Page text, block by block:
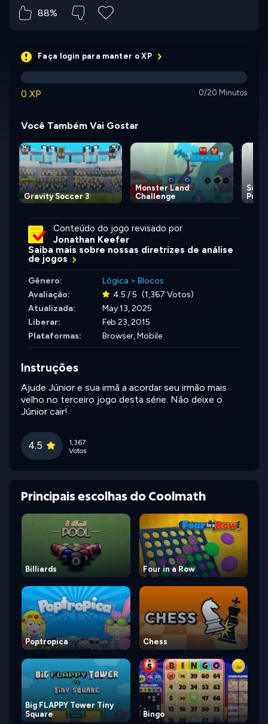
88%
Faça login para manter o XP
0 XP 0/20 Minutos
Você Também Vai Gostar
Gravity Soccer 3
Monster Land
Challenge
Conteúdo do jogo revisado por
Jonathan Keefer
Saiba mais sobre nossas diretrizes de análise
de jogos
Gênero: Lógica > Blocos
Avaliação:
4.5 / 5 (1,367 Votos)
Atualizada:
May 13, 2025
Liberar:
Feb 23, 2015
Plataformas:
Browser, Mobile
Instruções
Ajude Júnior e sua irmã a acordar seu irmão mais
velho no terceiro jogo desta série. Não deixe o
Júnior cair!
4.5
1,367
Votos
Principais escolhas do Coolmath
Billiards Four in a Row
Poptropica Chess
Big FLAPPY Tower Tiny
Square
Bingo